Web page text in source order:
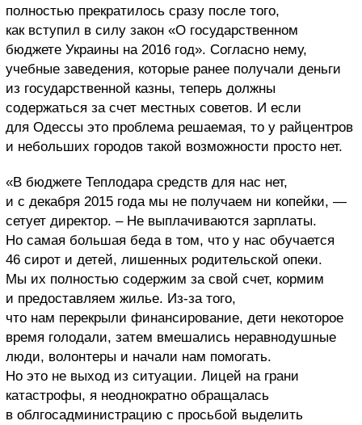
полностью прекратилось сразу после того,
как вступил в силу закон «О государственном
бюджете Украины на 2016 год». Согласно нему,
учебные заведения, которые ранее получали деньги
из государственной казны, теперь должны
содержаться за счет местных советов. И если
для Одессы это проблема решаемая, то у райцентров
и небольших городов такой возможности просто нет.
«В бюджете Теплодара средств для нас нет,
и с декабря 2015 года мы не получаем ни копейки, —
сетует директор. – Не выплачиваются зарплаты.
Но самая большая беда в том, что у нас обучается
46 сирот и детей, лишенных родительской опеки.
Мы их полностью содержим за свой счет, кормим
и предоставляем жилье. Из-за того,
что нам перекрыли финансирование, дети некоторое
время голодали, затем вмешались неравнодушные
люди, волонтеры и начали нам помогать.
Но это не выход из ситуации. Лицей на грани
катастрофы, я неоднократно обращалась
в облгосадминистрацию с просьбой выделить